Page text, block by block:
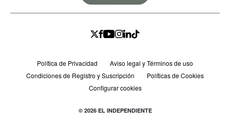
Política de Privacidad
Aviso legal y Términos de uso
Condiciones de Registro y Suscripción
Políticas de Cookies
Configurar cookies
© 2026 EL INDEPENDIENTE